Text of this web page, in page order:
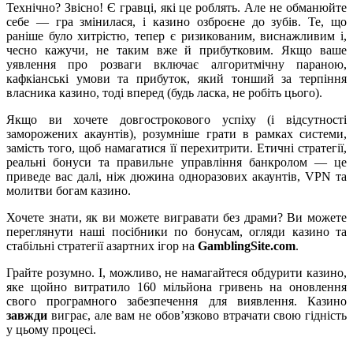
Технічно? Звісно! Є гравці, які це роблять. Але не обманюйте
себе — гра змінилася, і казино озброєне до зубів. Те, що
раніше було хитрістю, тепер є ризикованим, виснажливим і,
чесно кажучи, не таким вже й прибутковим. Якщо ваше
уявлення про розваги включає алгоритмічну параною,
кафкіанські умови та прибуток, який тонший за терпіння
власника казино, тоді вперед (будь ласка, не робіть цього).
Якщо ви хочете довгострокового успіху (і відсутності
заморожених акаунтів), розумніше грати в рамках системи,
замість того, щоб намагатися її перехитрити. Етичні стратегії,
реальні бонуси та правильне управління банкролом — це
приведе вас далі, ніж дюжина одноразових акаунтів, VPN та
молитви богам казино.
Хочете знати, як ви можете вигравати без драми? Ви можете
переглянути наші посібники по бонусам, огляди казино та
стабільні стратегії азартних ігор на GamblingSite.com.
Грайте розумно. І, можливо, не намагайтеся обдурити казино,
яке щойно витратило 160 мільйона гривень на оновлення
свого програмного забезпечення для виявлення. Казино
завжди виграє, але вам не обов’язково втрачати свою гідність
у цьому процесі.